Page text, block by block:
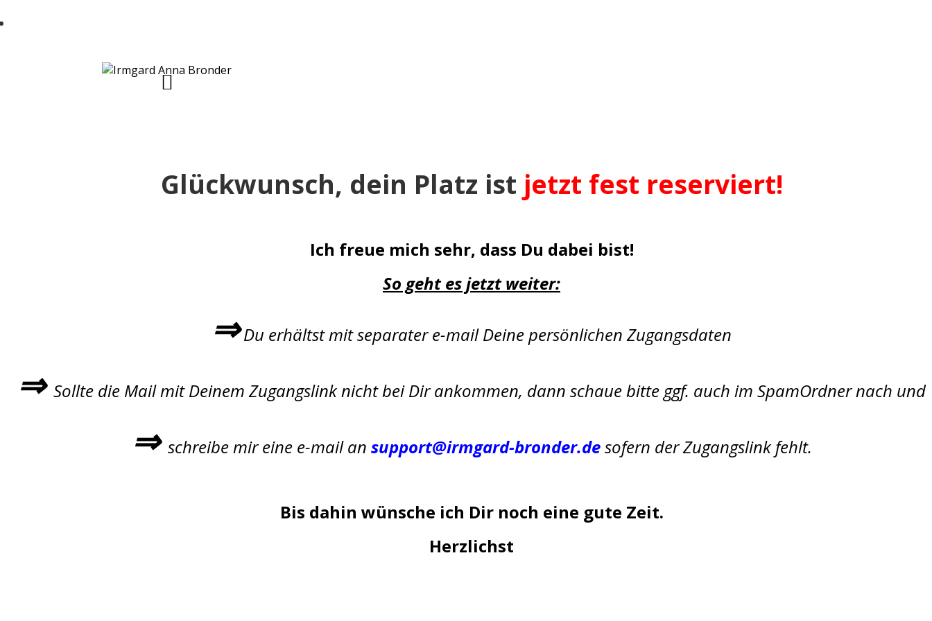
Glückwunsch, dein Platz ist jetzt fest reserviert!
Ich freue mich sehr, dass Du dabei bist!
So geht es jetzt weiter:
⇒ Du erhältst mit separater e-mail Deinepersönlichen Zugangsdaten
⇒ Sollte die Mail mit Deinem Zugangslink nicht bei Dir ankommen, dann schaue bitte ggf. auch im SpamOrdner nach und
⇒ schreibe mir eine e-mail an support@irmgard-bronder.desofern der Zugangslink fehlt.
Bis dahin wünsche ich Dir noch eine gute Zeit.
Herzlichst